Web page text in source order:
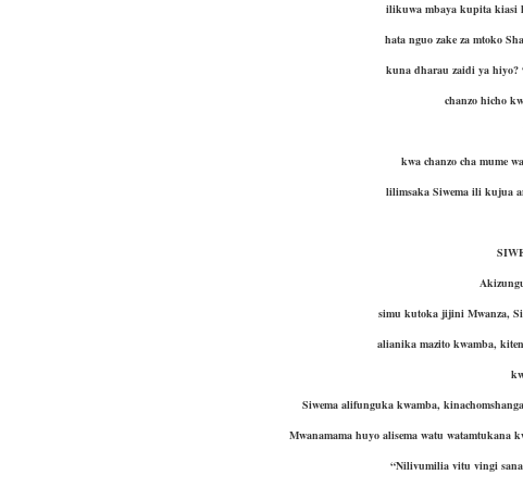
ilikuwa mbaya kupita kiasi
hata nguo zake za mtoko
kuna dharau zaidi ya hiyo?
chanzo hicho
kwa chanzo cha mume
lilimsaka Siwema ili kujua
simu kutoka jijini Mwanza,
alianika mazito kwamba,
Siwema alifunguka kwamba,
Mwanamama huyo alisema watu watamtukana
“Nilivumilia vitu vingi